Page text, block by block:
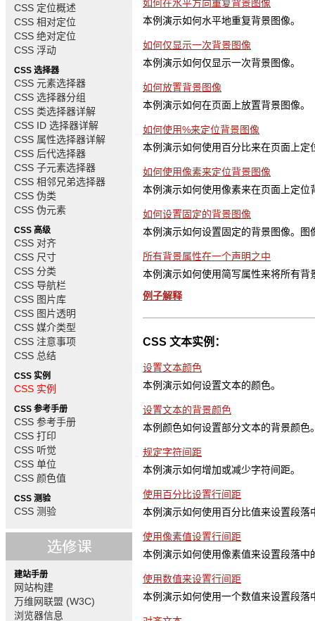
CSS 定位概述
CSS 相对定位
CSS 绝对定位
CSS 浮动
CSS 选择器
CSS 元素选择器
CSS 选择器分组
CSS 类选择器详解
CSS ID 选择器详解
CSS 属性选择器详解
CSS 后代选择器
CSS 子元素选择器
CSS 相邻兄弟选择器
CSS 伪类
CSS 伪元素
CSS 高级
CSS 对齐
CSS 尺寸
CSS 分类
CSS 导航栏
CSS 图片库
CSS 图片透明
CSS 媒介类型
CSS 注意事项
CSS 总结
CSS 实例
CSS 实例
CSS 参考手册
CSS 参考手册
CSS 打印
CSS 听觉
CSS 单位
CSS 颜色值
CSS 测验
CSS 测验
建站手册
网站构建
万维网联盟 (W3C)
浏览器信息
如何在水平方向重复背景图像
本例演示如何水平地重复背景图像。
如何仅显示一次背景图像
本例演示如何仅显示一次背景图像。
如何放置背景图像
本例演示如何在页面上放置背景图像。
如何使用%来定位背景图像
本例演示如何使用百分比来在页面上定
如何使用像素来定位背景图像
本例演示如何使用像素来在页面上定位
如何设置固定的背景图像
本例演示如何设置固定的背景图像。
所有背景属性在一个声明之中
本例演示如何使用简写属性来将所有背
例子解释
CSS 文本实例：
设置文本颜色
本例演示如何设置文本的颜色。
设置文本的背景颜色
本例颜色如何设置部分文本的背景颜色
规定字符间距
本例演示如何增加或减少字符间距。
使用百分比设置行间距
本例演示如何使用百分比值来设置段落
使用像素值设置行间距
本例演示如何使用像素值来设置段落中
使用数值来设置行间距
本例演示如何使用一个数值来设置段落